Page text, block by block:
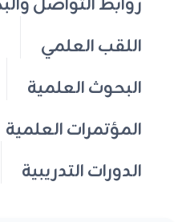
اللقب العلمي
البحوث العلمية
المؤتمرات العلمية
الدورات التدريبية